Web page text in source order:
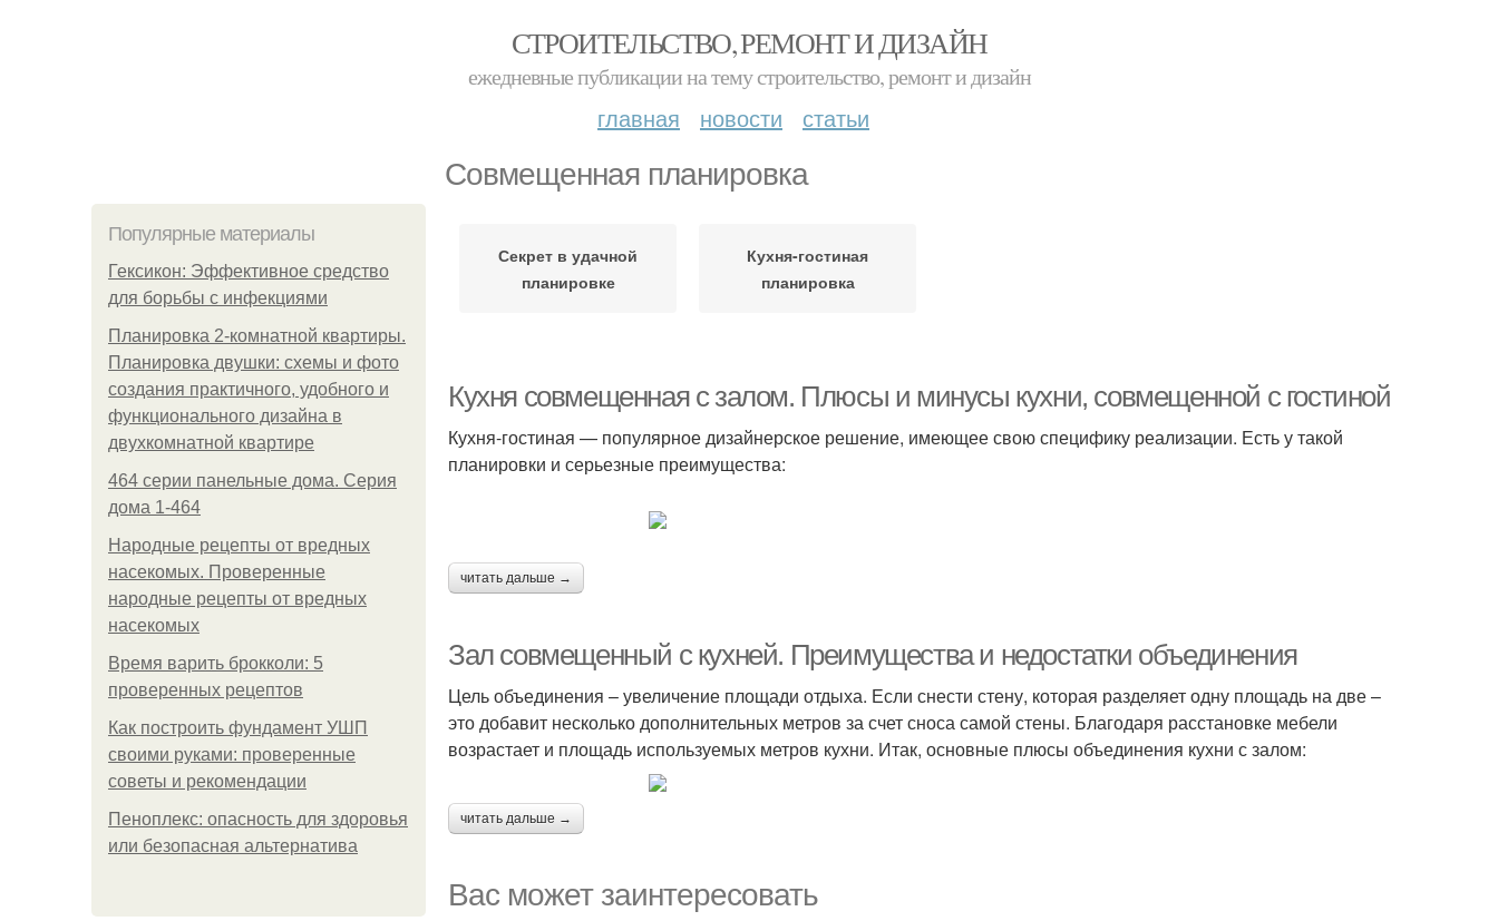
СТРОИТЕЛЬСТВО, РЕМОНТ И ДИЗАЙН
ежедневные публикации на тему строительство, ремонт и дизайн
главная новости статьи
Совмещенная планировка
Популярные материалы
Гексикон: Эффективное средство
для борьбы с инфекциями
Планировка 2-комнатной квартиры.
Планировка двушки: схемы и фото
создания практичного, удобного и
функционального дизайна в
двухкомнатной квартире
464 серии панельные дома. Серия
дома 1-464
Народные рецепты от вредных
насекомых. Проверенные
народные рецепты от вредных
насекомых
Время варить брокколи: 5
проверенных рецептов
Как построить фундамент УШП
своими руками: проверенные
советы и рекомендации
Пеноплекс: опасность для здоровья
или безопасная альтернатива
Секрет в удачной
планировке
Кухня-гостиная
планировка
Кухня совмещенная с залом. Плюсы и минусы кухни, совмещенной с гостиной
Кухня-гостиная — популярное дизайнерское решение, имеющее свою специфику реализации. Есть у такой
планировки и серьезные преимущества:
читать дальше →
Зал совмещенный с кухней. Преимущества и недостатки объединения
Цель объединения – увеличение площади отдыха. Если снести стену, которая разделяет одну площадь на две –
это добавит несколько дополнительных метров за счет сноса самой стены. Благодаря расстановке мебели
возрастает и площадь используемых метров кухни. Итак, основные плюсы объединения кухни с залом:
читать дальше →
Вас может заинтересовать